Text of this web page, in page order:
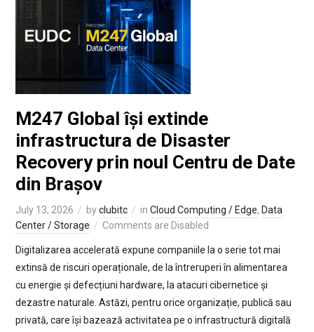
M247 Global își extinde
infrastructura de Disaster
Recovery prin noul Centru de Date
din Brașov
July 13, 2026 byclubitc in Cloud Computing / Edge, Data
Center / Storage
Comments are Disabled
Digitalizarea accelerată expune companiile la o serie tot mai
extinsă de riscuri operaționale, de la întreruperi în alimentarea
cu energie și defecțiuni hardware, la atacuri cibernetice și
dezastre naturale. Astăzi, pentru orice organizație, publică sau
privată, care își bazează activitatea pe o infrastructură digitală